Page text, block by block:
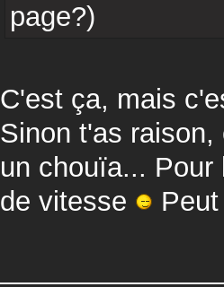
page?)
C'est ça, mais
Sinon t'as
un chouïa...
de vitesse